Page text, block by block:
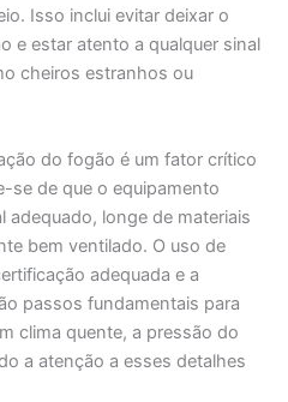
Isso inclui evitar deixar o
e estar atento a qualquer sinal
cheiros estranhos ou
do fogão é um fator crítico
se de que o equipamento
adequado, longe de materiais
bem ventilado. O uso de
adequada e a
passos fundamentais para
clima quente, a pressão do
a atenção a esses detalhes